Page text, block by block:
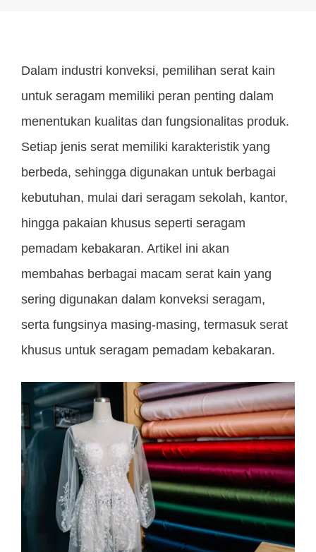
Dalam industri konveksi, pemilihan serat kain
untuk seragam memiliki peran penting dalam
menentukan kualitas dan fungsionalitas produk.
Setiap jenis serat memiliki karakteristik yang
berbeda, sehingga digunakan untuk berbagai
kebutuhan, mulai dari seragam sekolah, kantor,
hingga pakaian khusus seperti seragam
pemadam kebakaran. Artikel ini akan
membahas berbagai macam serat kain yang
sering digunakan dalam konveksi seragam,
serta fungsinya masing-masing, termasuk serat
khusus untuk seragam pemadam kebakaran.